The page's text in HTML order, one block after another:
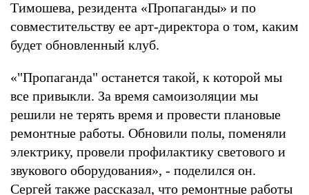
Тимошева, резидента «Пропаганды» и по
совместительству ее арт-директора о том, каким
будет обновленный клуб.
«"Пропаганда" останется такой, к которой мы
все привыкли. За время самоизоляции мы
решили не терять время и провести плановые
ремонтные работы. Обновили полы, поменяли
электрику, провели профилактику светового и
звукового оборудования», - поделился он.
Сергей также рассказал, что ремонтные работы